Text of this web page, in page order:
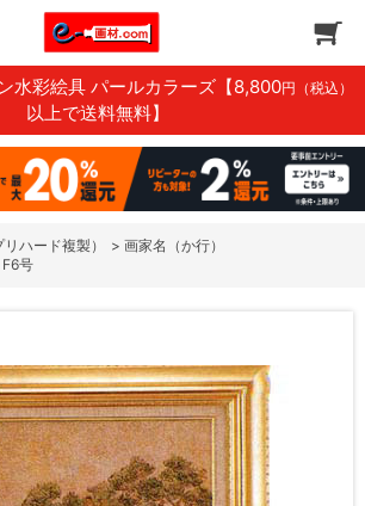
水彩絵具 パールカラーズ 【8,800円（税込）
以上で送料無料】
ハード複製） > 画家名（か行）
号